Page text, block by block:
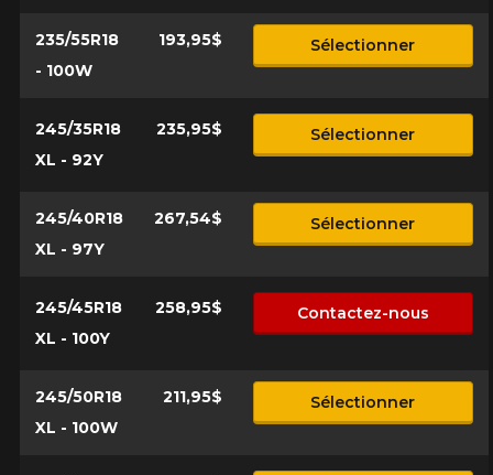
235/55R18
- 100W
193,95$ Sélectionner
245/35R18
XL - 92Y
235,95$ Sélectionner
245/40R18
XL - 97Y
267,54$ Sélectionner
245/45R18
XL - 100Y
258,95$ Contactez-nous
245/50R18
XL - 100W
211,95$ Sélectionner